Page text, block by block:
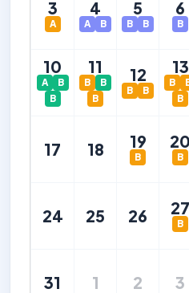
3
A
4
A B
5
B B
6
B
10
A
B
B
11
B
B
B
12
B B
13
B
B
17 18 19
B
20
B
24 25 26 27
B
31 1 2 3